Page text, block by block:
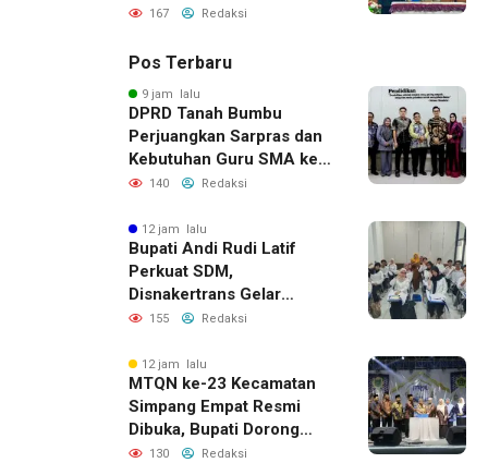
APBD 2026
167 Redaksi
Pos Terbaru
9 jam lalu
DPRD Tanah Bumbu
Perjuangkan Sarpras dan
Kebutuhan Guru SMA ke
Pemprov Kalsel
140 Redaksi
12 jam lalu
Bupati Andi Rudi Latif
Perkuat SDM,
Disnakertrans Gelar
Pelatihan Desain Grafis
155 Redaksi
12 jam lalu
MTQN ke-23 Kecamatan
Simpang Empat Resmi
Dibuka, Bupati Dorong
Lahirnya Generasi Qur’ani
130 Redaksi